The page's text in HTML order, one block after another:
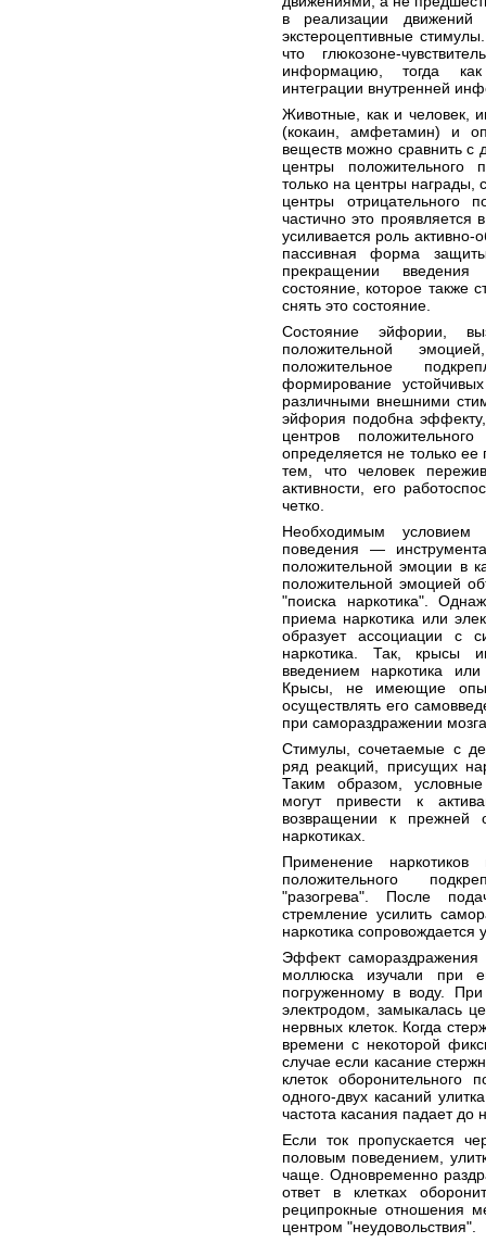
в реализации
экстероцептивные
что глюкозоне-
информацию, тогда как
интеграции внутренней
Животные, как и человек,
(кокаин, амфетамин) и
веществ можно сравнить с
центры положительного
только на центры награды,
центры отрицательного
частично это проявляется
усиливается роль активно-
пассивная форма
прекращении введения
состояние, которое также
снять это состояние.
Состояние эйфории,
положительной
положительное
формирование
различными внешними
эйфория подобна
центров
определяется не только
тем, что человек
активности, его
четко.
Необходимым
поведения —
положительной эмоции в
положительной эмоцией
"поиска наркотика".
приема наркотика или
образует ассоциации с
наркотика. Так, крысы
введением наркотика
Крысы, не имеющие
осуществлять его
при самораздражении
Стимулы, сочетаемые с
ряд реакций, присущих
Таким образом,
могут привести к
возвращении к прежней
наркотиках.
Применение наркотиков
положительного
"разогрева". После
стремление усилить
наркотика
Эффект самораздражения
моллюска изучали при
погруженному в воду. При
электродом, замыкалась
нервных клеток. Когда
времени с некоторой
случае если касание
клеток оборонительного
одного-двух касаний
частота касания падает до
Если ток пропускается
половым поведением,
чаще. Одновременно
ответ в клетках
реципрокные отношения
центром "неудовольствия".